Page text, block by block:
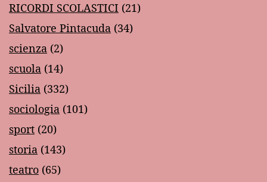
RICORDI SCOLASTICI (21)
Salvatore Pintacuda (34)
scienza (2)
scuola (14)
Sicilia (332)
sociologia (101)
sport (20)
storia (143)
teatro (65)